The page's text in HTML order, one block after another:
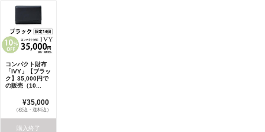
コンパクト財布
「IVY」【ブラッ
ク】35,000円で
の販売（10...
¥35,000
（税込・送料込）
購入終了